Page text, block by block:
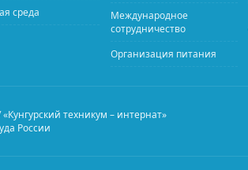
среда
Международное
сотрудничество
Организация питания
техникум – интернат»
России